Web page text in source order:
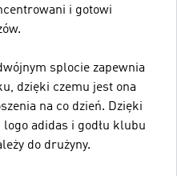
i gotowi
splocie zapewnia
dzięki czemu jest ona
na co dzień. Dzięki
adidas i godłu klubu
do drużyny.